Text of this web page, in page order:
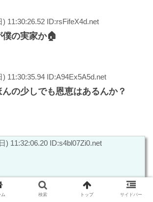
) 11:30:26.52 ID:rsFifeX4d.net
の実家か🏠
) 11:30:35.94 ID:A94Ex5A5d.net
の少しでも恩恵はあるんか？
) 11:32:06.20 ID:s4bl07Zi0.net
ム 検索 トップ サイドバー